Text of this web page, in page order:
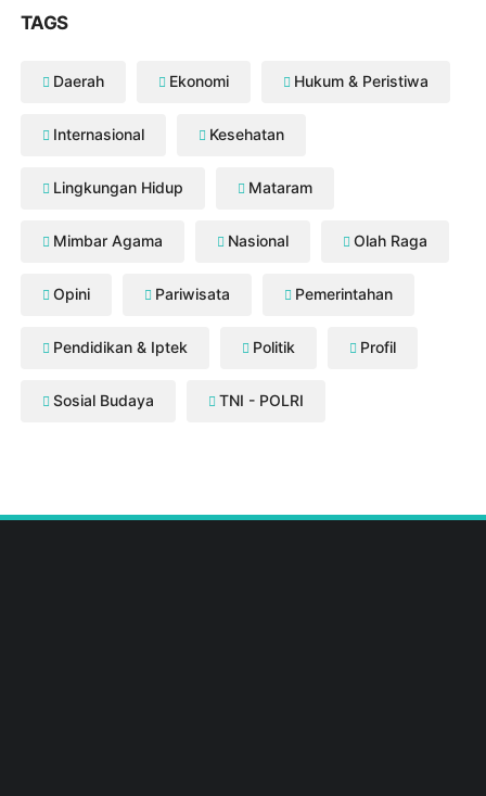
TAGS
Daerah Ekonomi Hukum & Peristiwa
Internasional Kesehatan
Lingkungan Hidup Mataram
Mimbar Agama Nasional Olah Raga
Opini Pariwisata Pemerintahan
Pendidikan & Iptek Politik Profil
Sosial Budaya TNI - POLRI